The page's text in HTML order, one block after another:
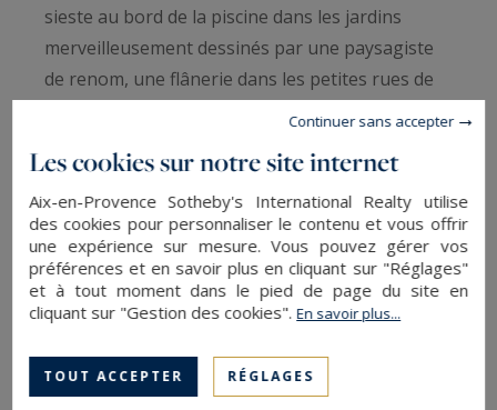
sieste au bord de la piscine dans les jardins
merveilleusement dessinés par une paysagiste
de renom, une flânerie dans les petites rues de
de délicieux moments de partage, un chemin
menant au massif des Alpilles…
Le mas, entièrement climatisé, s’étend sur 750
m² avec de très belles pièces de vie, confortables,
offrant des ambiances variées. Un salon très
lumineux avec télévision miroir et piano, une
salle billard et bibliothèque, la grande cuisine
LIRE LA SUITE
SAUVEGARDER
Les cookies sur notre site internet
Aix-en-Provence Sotheby's International Realty utilise
des cookies pour personnaliser le contenu et vous offrir
une expérience sur mesure. Vous pouvez gérer vos
préférences et en savoir plus en cliquant sur "Réglages"
et à tout moment dans le pied de page du site en
cliquant sur "Gestion des cookies".En savoir plus...
TOUT ACCEPTER RÉGLAGES
Continuer sans accepter